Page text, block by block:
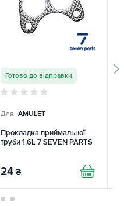
Готово до відправки
Для AMULET
Прокладка приймальної
труби 1.6L 7 SEVEN PARTS
24 ₴